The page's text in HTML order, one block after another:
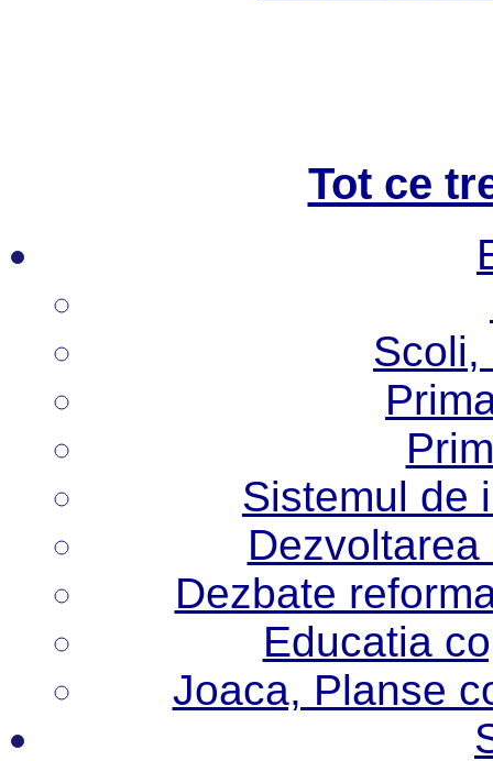
Tot ce
Scoli,
Sistemul de
Dezbate
Educatia
Joaca, Planse